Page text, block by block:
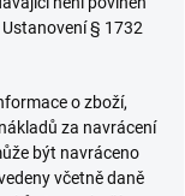
§ 1732
o zboží,
za navrácení
být navráceno
včetně daně